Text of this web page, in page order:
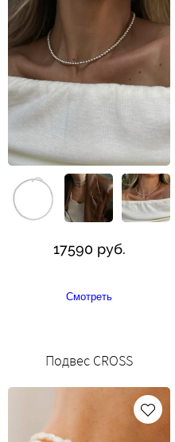
17590 руб.
Смотреть
Подвес CROSS